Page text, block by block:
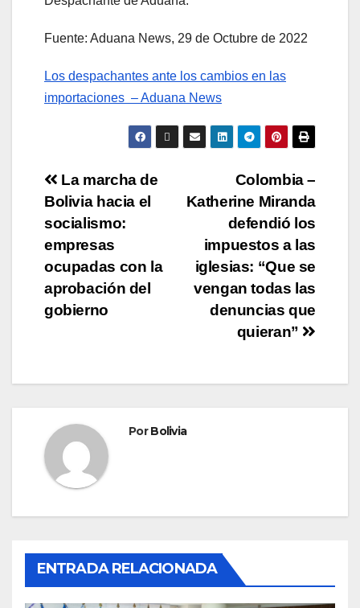
Fuente: Aduana News, 29 de Octubre de 2022
Los despachantes ante los cambios en las
importaciones – Aduana News
Colombia –
Katherine Miranda
defendió los
impuestos a las
iglesias: “Que se
vengan todas las
denuncias que
quieran”
La marcha de
Bolivia hacia el
socialismo:
empresas
ocupadas con la
aprobación del
gobierno
PorBolivia
ENTRADA RELACIONADA